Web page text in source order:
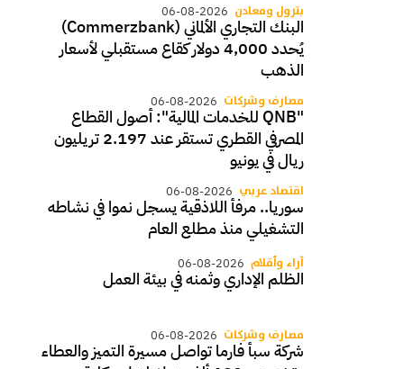
بترول ومعادن 06-08-2026
البنك التجاري الألماني (Commerzbank)
يُحدد 4,000 دولار كقاع مستقبلي لأسعار
الذهب
مصارف وشركات 06-08-2026
"QNB للخدمات المالية": أصول القطاع
المصرفي القطري تستقر عند 2.197 تريليون
ريال في يونيو
اقتصاد عربي 06-08-2026
سوريا.. مرفأ اللاذقية يسجل نموا في نشاطه
التشغيلي منذ مطلع العام
آراء وأقلام 06-08-2026
الظلم الإداري وثمنه في بيئة العمل
مصارف وشركات 06-08-2026
شركة سبأ فارما تواصل مسيرة التميز والعطاء